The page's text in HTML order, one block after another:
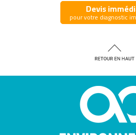
Devis
pour votre diagnostic